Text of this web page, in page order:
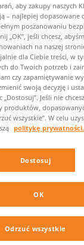
aby zakupy naszych
– najlepiej dopasowane
poszanowaniu
„OK”, jeśli chcesz,
na naszej
dla Ciebie treści, w
do Twoich potrzeb i
czy zapamiętywanie
swoją decyzję i
Jeśli nie
produktów,
wszystkie”. W celu
politykę prywatności.
Dostosuj
Odrzuć wszystkie
OK